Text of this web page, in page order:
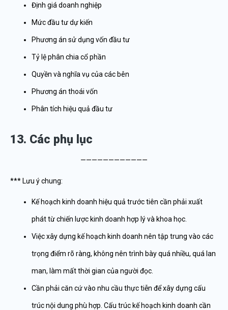
Định giá doanh nghiệp
Mức đầu tư dự kiến
Phương án sử dụng vốn đầu tư
Tỷ lệ phân chia cổ phần
Quyền và nghĩa vụ của các bên
Phương án thoái vốn
Phân tích hiệu quả đầu tư
13. Các phụ lục
————————————
*** Lưu ý chung:
Kế hoạch kinh doanh hiệu quả trước tiên cần phải xuất
phát từ chiến lược kinh doanh hợp lý và khoa học.
Việc xây dựng kế hoạch kinh doanh nên tập trung vào các
trọng điểm rõ ràng, không nên trình bày quá nhiều, quá lan
man, làm mất thời gian của người đọc.
Cần phải căn cứ vào nhu cầu thực tiễn để xây dựng cấu
trúc nội dung phù hợp. Cấu trúc kế hoạch kinh doanh cần